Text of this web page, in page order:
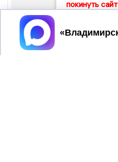
покинуть сайт
Принять